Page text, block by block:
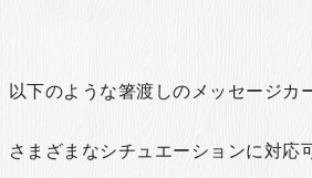
下のような箸渡しのメッセージカ
まざまなシチュエーションに対応